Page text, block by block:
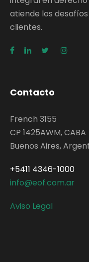
atiende los
clientes.
Contacto
French 3155
CP 1425AWM, CABA
Buenos Aires,
+5411 4346-1000
info@eof.com.ar
Aviso Legal